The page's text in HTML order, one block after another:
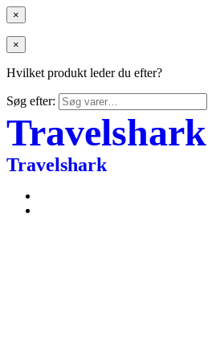
×
×
Hvilket produkt leder du efter?
Søg efter:
Travelshark
Travelshark